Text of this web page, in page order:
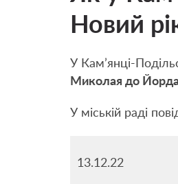
Новий
У Кам’янці-
Миколая до
У міській раді
13.12.22